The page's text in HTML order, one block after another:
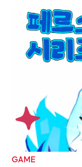
GAME